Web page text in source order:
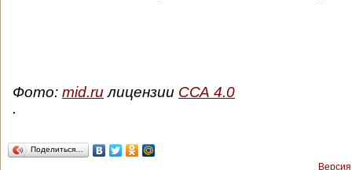
Фото: mid.ru лицензии ССА 4.0
.
Поделиться…